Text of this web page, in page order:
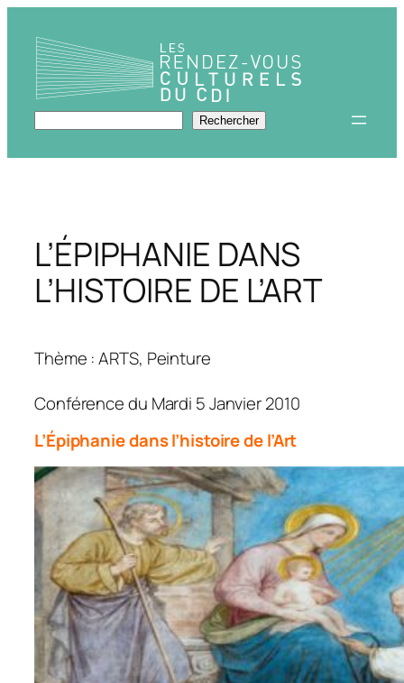
contenu
Rechercher Rechercher
L’ÉPIPHANIE DANS
L’HISTOIRE DE L’ART
Thème : ARTS, Peinture
Conférence du Mardi 5 Janvier 2010
L’Épiphanie dans l’histoire de l’Art